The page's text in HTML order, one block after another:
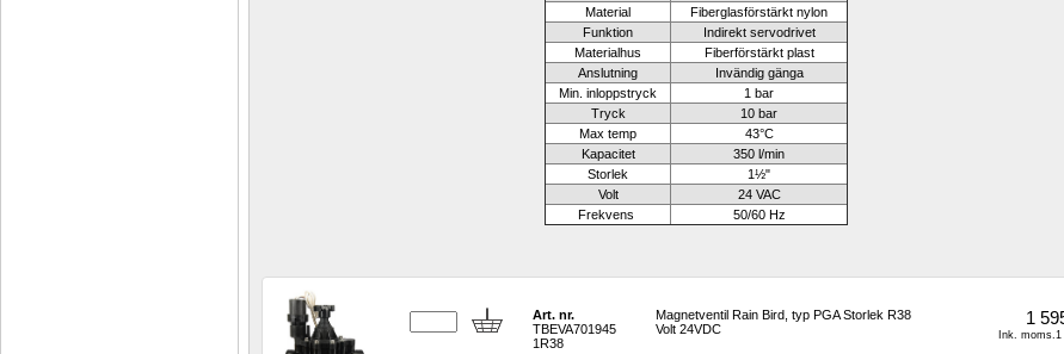
Material
Fiberglasförstärkt nylon
Funktion
Indirekt servodrivet
Materialhus
Fiberförstärkt plast
Anslutning
Invändig gänga
Min. inloppstryck
1 bar
Tryck
10 bar
Max temp
43°C
Kapacitet
350 l/min
Storlek
1½"
Volt
24 VAC
Frekvens
50/60 Hz
Art. nr.
TBEVA701945
1R38
Magnetventil Rain Bird, typ PGA Storlek R38
Volt 24VDC
1
Ink.